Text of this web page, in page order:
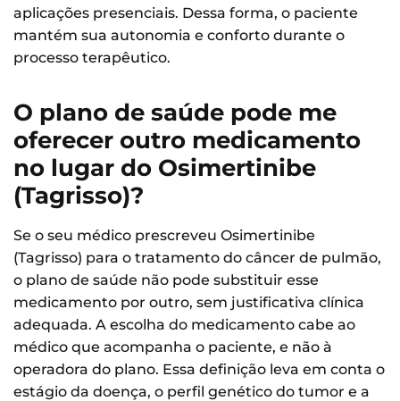
aplicações presenciais. Dessa forma, o paciente
mantém sua autonomia e conforto durante o
processo terapêutico.
O plano de saúde pode me
oferecer outro medicamento
no lugar do Osimertinibe
(Tagrisso)?
Se o seu médico prescreveu Osimertinibe
(Tagrisso) para o tratamento do câncer de pulmão,
o plano de saúde não pode substituir esse
medicamento por outro, sem justificativa clínica
adequada. A escolha do medicamento cabe ao
médico que acompanha o paciente, e não à
operadora do plano. Essa definição leva em conta o
estágio da doença, o perfil genético do tumor e a